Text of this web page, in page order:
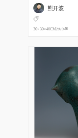
熊开波
30×30×40CM2013年